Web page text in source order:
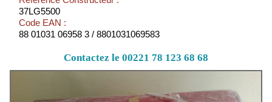
37LG5500
Code EAN :
88 01031 06958 3 / 8801031069583
Contactez le 00221 78 123 68 68